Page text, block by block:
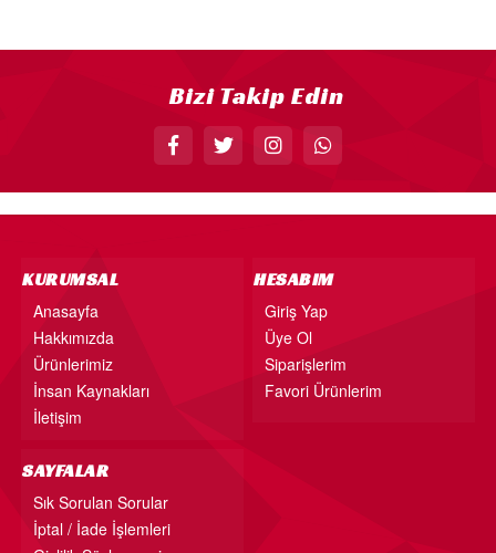
Bizi Takip Edin
KURUMSAL
Anasayfa
Hakkımızda
Ürünlerimiz
İnsan Kaynakları
İletişim
HESABIM
Giriş Yap
Üye Ol
Siparişlerim
Favori Ürünlerim
SAYFALAR
Sık Sorulan Sorular
İptal / İade İşlemleri